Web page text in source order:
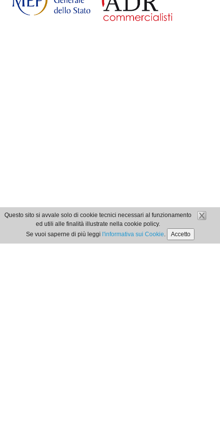
Questo sito si avvale solo di cookie tecnici necessari al funzionamento
ed utili alle finalità illustrate nella cookie policy.
Se vuoi saperne di più leggi l'informativa sui Cookie. Accetto